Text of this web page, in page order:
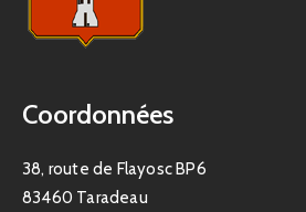
Coordonnées
38, route de Flayosc BP6
83460 Taradeau